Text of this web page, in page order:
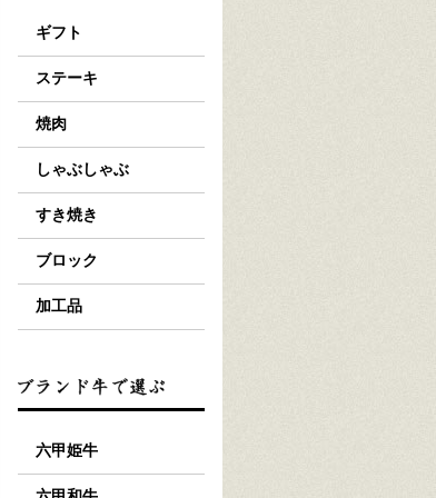
ギフト
ステーキ
焼肉
しゃぶしゃぶ
すき焼き
ブロック
加工品
六甲姫牛